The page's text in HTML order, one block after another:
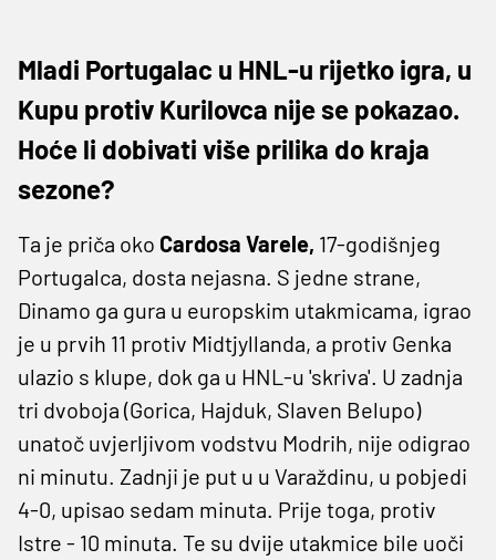
Mladi Portugalac u HNL-u rijetko igra, u
Kupu protiv Kurilovca nije se pokazao.
Hoće li dobivati više prilika do kraja
sezone?
Ta je priča oko Cardosa Varele, 17-godišnjeg
Portugalca, dosta nejasna. S jedne strane,
Dinamo ga gura u europskim utakmicama, igrao
je u prvih 11 protiv Midtjyllanda, a protiv Genka
ulazio s klupe, dok ga u HNL-u 'skriva'. U zadnja
tri dvoboja (Gorica, Hajduk, Slaven Belupo)
unatoč uvjerljivom vodstvu Modrih, nije odigrao
ni minutu. Zadnji je put u u Varaždinu, u pobjedi
4-0, upisao sedam minuta. Prije toga, protiv
Istre - 10 minuta. Te su dvije utakmice bile uoči